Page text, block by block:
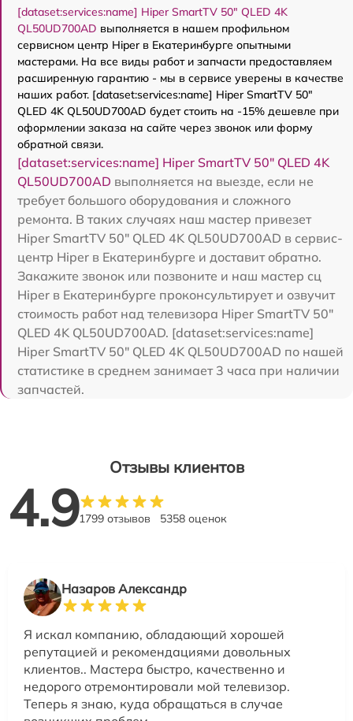
[dataset:services:name] Hiper SmartTV 50" QLED 4K
QL50UD700AD выполняется в нашем профильном
сервисном центр Hiper в Екатеринбурге опытными
мастерами. На все виды работ и запчасти предоставляем
расширенную гарантию - мы в сервисе уверены в качестве
наших работ. [dataset:services:name] Hiper SmartTV 50"
QLED 4K QL50UD700AD будет стоить на -15% дешевле при
оформлении заказа на сайте через звонок или форму
обратной связи.
[dataset:services:name] Hiper SmartTV 50" QLED 4K
QL50UD700AD выполняется на выезде, если не
требует большого оборудования и сложного
ремонта. В таких случаях наш мастер привезет
Hiper SmartTV 50" QLED 4K QL50UD700AD в сервис-
центр Hiper в Екатеринбурге и доставит обратно.
Закажите звонок или позвоните и наш мастер сц
Hiper в Екатеринбурге проконсультирует и озвучит
стоимость работ над телевизора Hiper SmartTV 50"
QLED 4K QL50UD700AD. [dataset:services:name]
Hiper SmartTV 50" QLED 4K QL50UD700AD по нашей
статистике в среднем занимает 3 часа при наличии
запчастей.
Отзывы клиентов
4.91799 отзывов 5358 оценок
Назаров Александр
Я искал компанию, обладающий хорошей
репутацией и рекомендациями довольных
клиентов.. Мастера быстро, качественно и
недорого отремонтировали мой телевизор.
Теперь я знаю, куда обращаться в случае